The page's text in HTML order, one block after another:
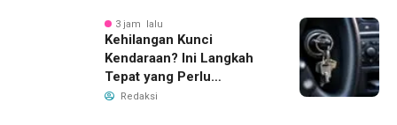
3 jam lalu
Kehilangan Kunci
Kendaraan? Ini Langkah
Tepat yang Perlu
Dilakukan
Redaksi